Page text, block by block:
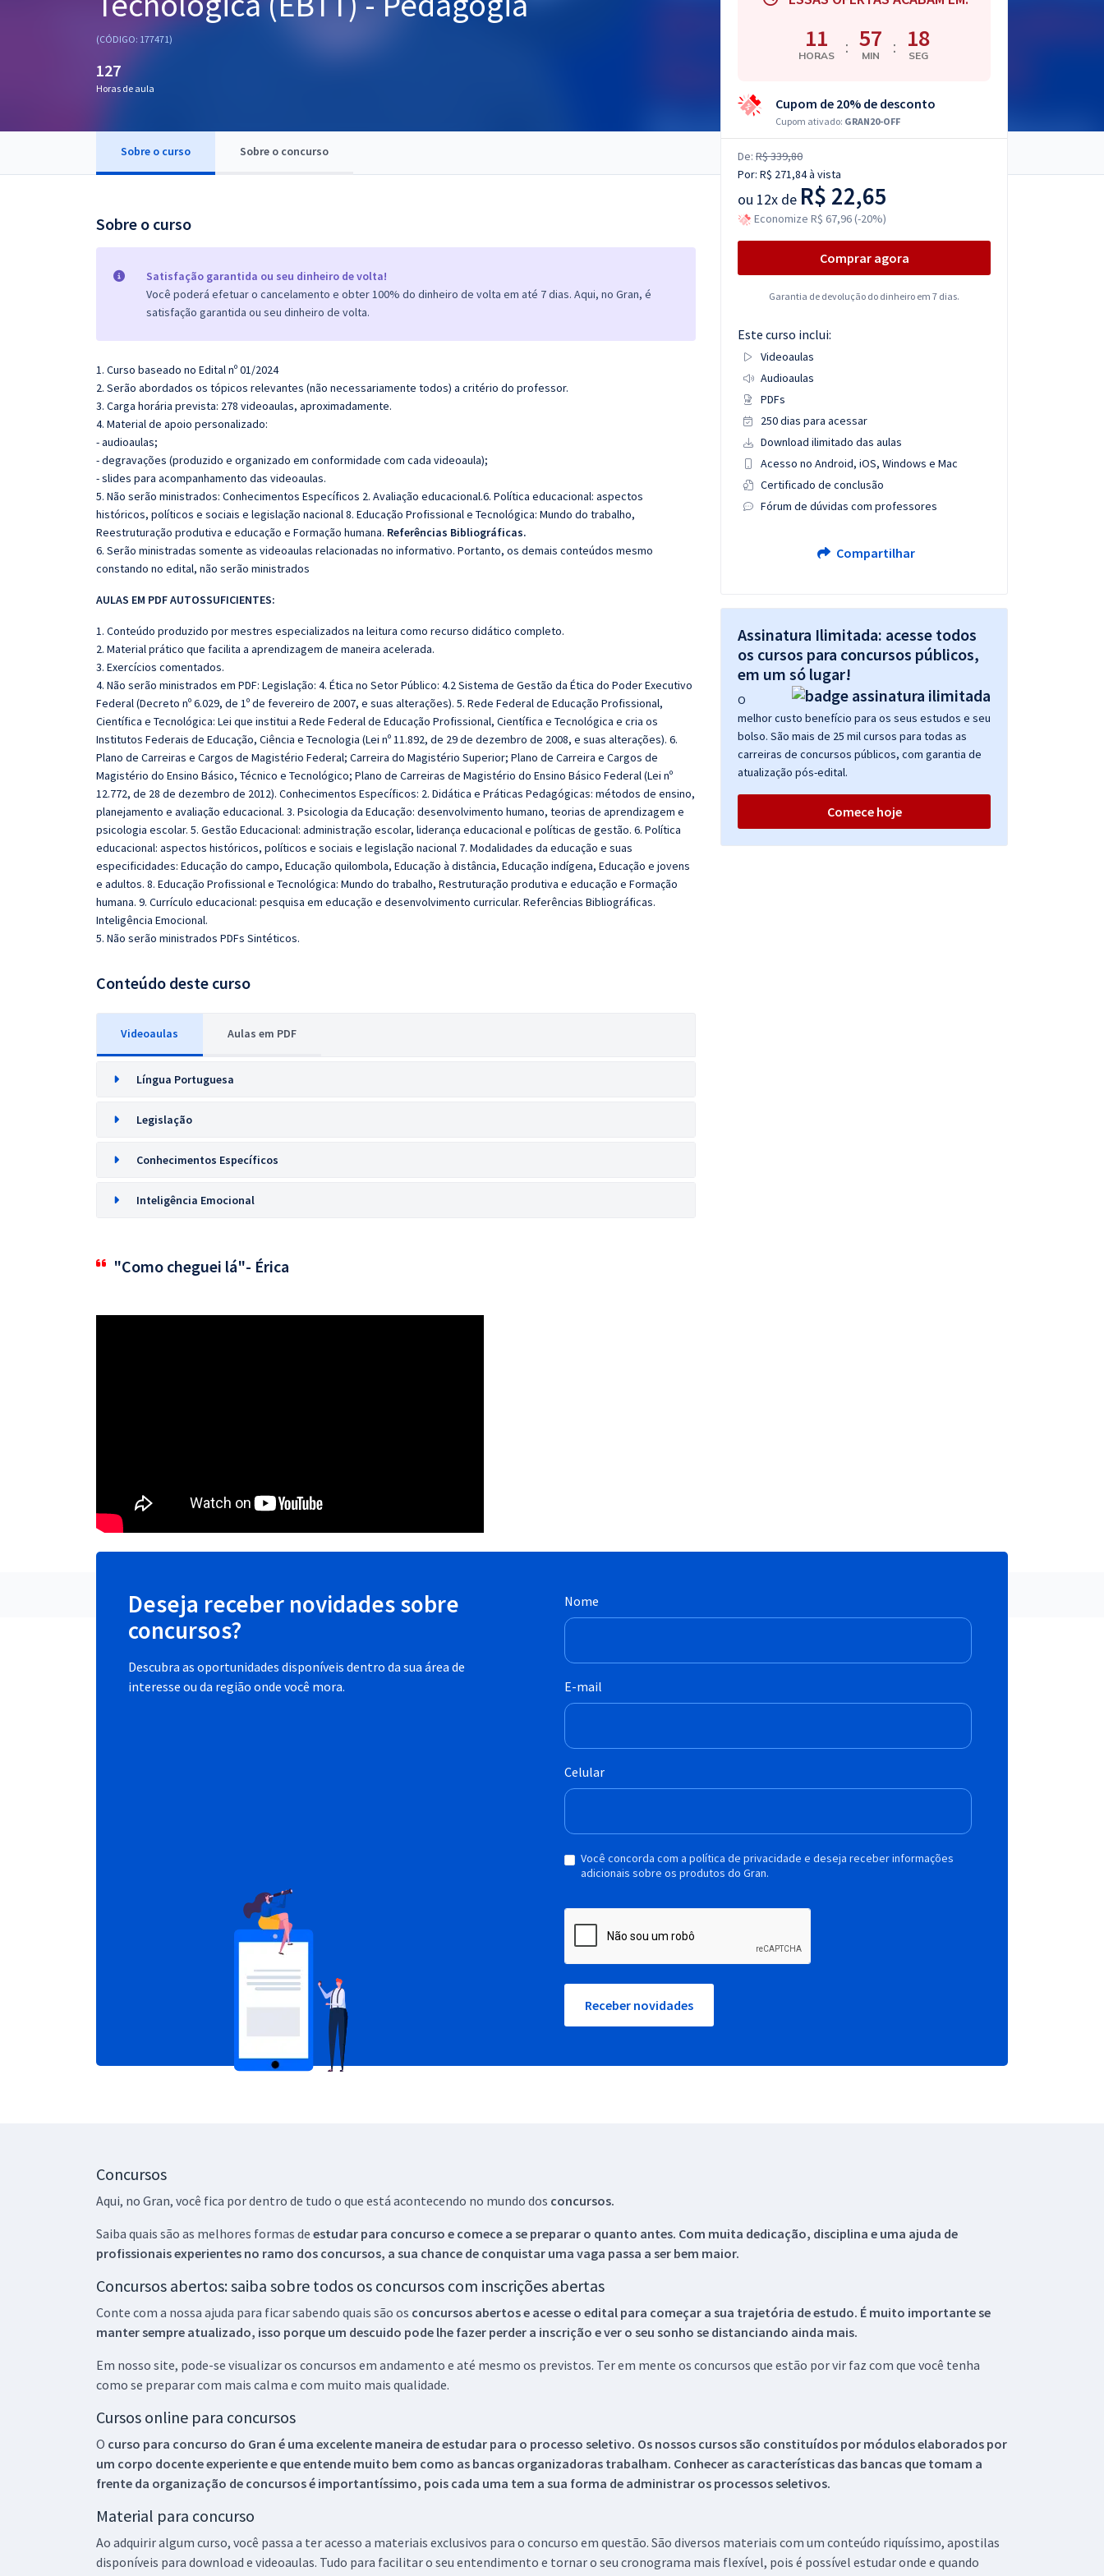
Questões grátis
(CÓDIGO: 177471)
127
Horas de aula
Sobre o curso Sobre o concurso
Sobre o curso
Satisfação garantida ou seu dinheiro de volta!
Você poderá efetuar o cancelamento e obter 100% do dinheiro de volta em até 7 dias. Aqui, no Gran, é
satisfação garantida ou seu dinheiro de volta.
1. Curso baseado no Edital nº 01/2024
2. Serão abordados os tópicos relevantes (não necessariamente todos) a critério do professor.
3. Carga horária prevista: 278 videoaulas, aproximadamente.
4. Material de apoio personalizado:
- audioaulas;
- degravações (produzido e organizado em conformidade com cada videoaula);
- slides para acompanhamento das videoaulas.
5. Não serão ministrados: Conhecimentos Específicos 2. Avaliação educacional.6. Política educacional: aspectos
históricos, políticos e sociais e legislação nacional 8. Educação Profissional e Tecnológica: Mundo do trabalho,
Reestruturação produtiva e educação e Formação humana. Referências Bibliográficas.
6. Serão ministradas somente as videoaulas relacionadas no informativo. Portanto, os demais conteúdos mesmo
constando no edital, não serão ministrados
AULAS EM PDF AUTOSSUFICIENTES:
1. Conteúdo produzido por mestres especializados na leitura como recurso didático completo.
2. Material prático que facilita a aprendizagem de maneira acelerada.
3. Exercícios comentados.
4. Não serão ministrados em PDF: Legislação: 4. Ética no Setor Público: 4.2 Sistema de Gestão da Ética do Poder Executivo
Federal (Decreto nº 6.029, de 1º de fevereiro de 2007, e suas alterações). 5. Rede Federal de Educação Profissional,
Científica e Tecnológica: Lei que institui a Rede Federal de Educação Profissional, Científica e Tecnológica e cria os
Institutos Federais de Educação, Ciência e Tecnologia (Lei nº 11.892, de 29 de dezembro de 2008, e suas alterações). 6.
Plano de Carreiras e Cargos de Magistério Federal; Carreira do Magistério Superior; Plano de Carreira e Cargos de
Magistério do Ensino Básico, Técnico e Tecnológico; Plano de Carreiras de Magistério do Ensino Básico Federal (Lei nº
12.772, de 28 de dezembro de 2012). Conhecimentos Específicos: 2. Didática e Práticas Pedagógicas: métodos de ensino,
planejamento e avaliação educacional. 3. Psicologia da Educação: desenvolvimento humano, teorias de aprendizagem e
psicologia escolar. 5. Gestão Educacional: administração escolar, liderança educacional e políticas de gestão. 6. Política
educacional: aspectos históricos, políticos e sociais e legislação nacional 7. Modalidades da educação e suas
especificidades: Educação do campo, Educação quilombola, Educação à distância, Educação indígena, Educação e jovens
e adultos. 8. Educação Profissional e Tecnológica: Mundo do trabalho, Restruturação produtiva e educação e Formação
humana. 9. Currículo educacional: pesquisa em educação e desenvolvimento curricular. Referências Bibliográficas.
Inteligência Emocional.
5. Não serão ministrados PDFs Sintéticos.
Conteúdo deste curso
Videoaulas Aulas em PDF
Língua Portuguesa
Legislação
Conhecimentos Específicos
Inteligência Emocional
"Como cheguei lá"- Érica
11
HORAS : 57
MIN : 17
SEG
Cupom de 20% de desconto
Cupom ativado: GRAN20-OFF
De: R$ 339,80
Por: R$ 271,84à vista
ou 12x de R$ 22,65
Economize R$ 67,96 (-20%)
Comprar agora
Garantia de devolução do dinheiro em 7 dias.
Este curso inclui:
Videoaulas
Audioaulas
PDFs
250 dias para acessar
Download ilimitado das aulas
Acesso no Android, iOS, Windows e Mac
Certificado de conclusão
Fórum de dúvidas com professores
Compartilhar
Assinatura Ilimitada: acesse todos
os cursos para concursos públicos,
em um só lugar!
O
melhor custo benefício para os seus estudos e seu
bolso. São mais de 25 mil cursos para todas as
carreiras de concursos públicos, com garantia de
atualização pós-edital.
Comece hoje
Deseja receber novidades sobre
concursos?
Descubra as oportunidades disponíveis dentro da sua área de
interesse ou da região onde você mora.
Nome
E-mail
Celular
Você concorda com a política de privacidade e deseja receber informações
adicionais sobre os produtos do Gran.
Receber novidades
Concursos
Aqui, no Gran, você fica por dentro de tudo o que está acontecendo no mundo dos concursos.
Saiba quais são as melhores formas de estudar para concurso e comece a se preparar o quanto antes. Com muita dedicação, disciplina e uma ajuda de
profissionais experientes no ramo dos concursos, a sua chance de conquistar uma vaga passa a ser bem maior.
Concursos abertos: saiba sobre todos os concursos com inscrições abertas
Conte com a nossa ajuda para ficar sabendo quais são os concursos abertos e acesse o edital para começar a sua trajetória de estudo. É muito importante se
manter sempre atualizado, isso porque um descuido pode lhe fazer perder a inscrição e ver o seu sonho se distanciando ainda mais.
Em nosso site, pode-se visualizar os concursos em andamento e até mesmo os previstos. Ter em mente os concursos que estão por vir faz com que você tenha
como se preparar com mais calma e com muito mais qualidade.
Cursos online para concursos
O curso para concurso do Gran é uma excelente maneira de estudar para o processo seletivo. Os nossos cursos são constituídos por módulos elaborados por
um corpo docente experiente e que entende muito bem como as bancas organizadoras trabalham. Conhecer as características das bancas que tomam a
frente da organização de concursos é importantíssimo, pois cada uma tem a sua forma de administrar os processos seletivos.
Material para concurso
Ao adquirir algum curso, você passa a ter acesso a materiais exclusivos para o concurso em questão. São diversos materiais com um conteúdo riquíssimo, apostilas
disponíveis para download e videoaulas. Tudo para facilitar o seu entendimento e tornar o seu cronograma mais flexível, pois é possível estudar onde e quando